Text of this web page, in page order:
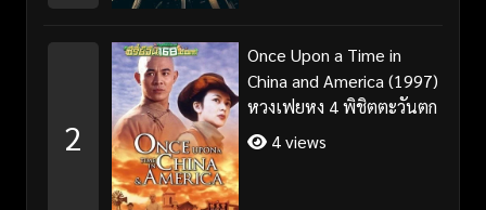
2
Once Upon a Time in
China and America (1997)
หวงเฟยหง 4 พิชิตตะวันตก
4 views